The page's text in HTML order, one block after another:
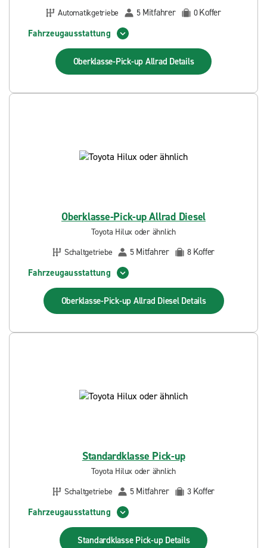
Automatikgetriebe
5 Mitfahrer 0Koffer
Fahrzeugausstattung
Oberklasse-Pick-up Allrad Details
Oberklasse-Pick-up Allrad Diesel
Toyota Hilux oder ähnlich
Schaltgetriebe
5 Mitfahrer 8 Koffer
Fahrzeugausstattung
Oberklasse-Pick-up Allrad Diesel Details
Standardklasse Pick-up
Toyota Hilux oder ähnlich
Schaltgetriebe
5 Mitfahrer 3 Koffer
Fahrzeugausstattung
Standardklasse Pick-up Details